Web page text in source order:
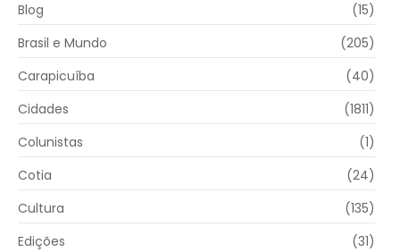
Blog
(15)
Brasil e Mundo
(205)
Carapicuíba
(40)
Cidades
(1811)
Colunistas
(1)
Cotia
(24)
Cultura
(135)
Edições
(31)